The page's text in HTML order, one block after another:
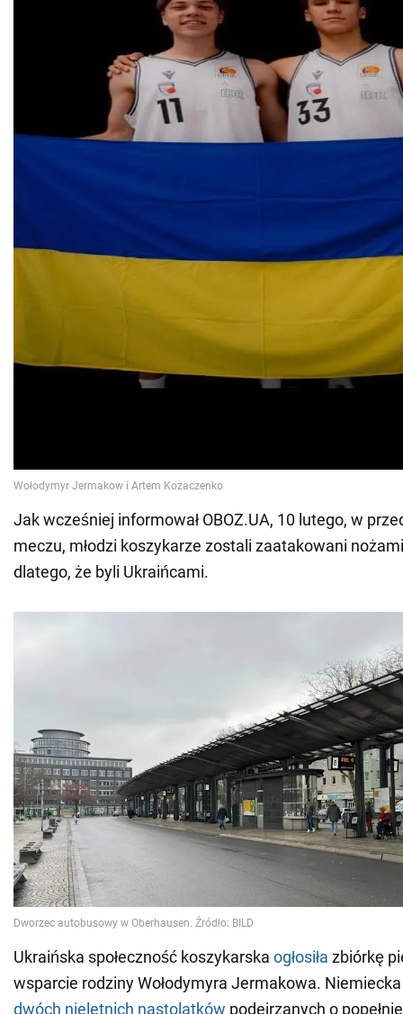
Jak wcześniej informował OBOZ.UA, 10 lutego, w
meczu, młodzi koszykarze zostali zaatakowani
dlatego, że byli Ukraińcami.
Ukraińska społeczność koszykarska ogłosiła zbiórkę
wsparcie rodziny Wołodymyra Jermakowa.
dwóch nieletnich nastolatków podejrzanych o